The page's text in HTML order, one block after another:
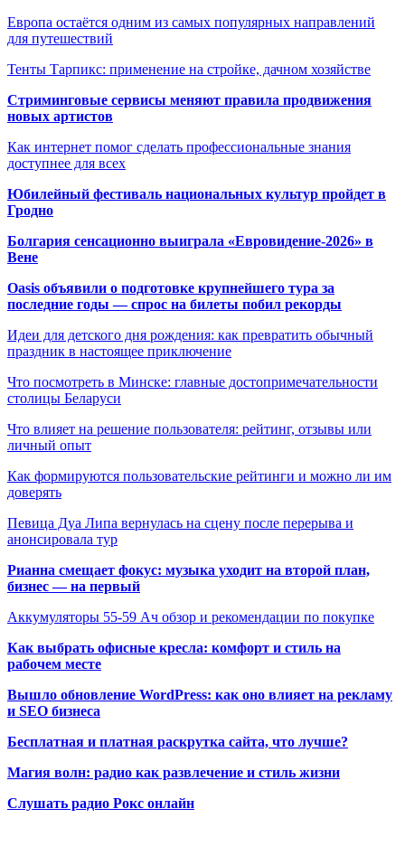
Европа остаётся одним из самых популярных направлений
для путешествий
Тенты Тарпикс: применение на стройке, дачном хозяйстве
Стриминговые сервисы меняют правила продвижения
новых артистов
Как интернет помог сделать профессиональные знания
доступнее для всех
Юбилейный фестиваль национальных культур пройдет в
Гродно
Болгария сенсационно выиграла «Евровидение-2026» в
Вене
Oasis объявили о подготовке крупнейшего тура за
последние годы — спрос на билеты побил рекорды
Идеи для детского дня рождения: как превратить обычный
праздник в настоящее приключение
Что посмотреть в Минске: главные достопримечательности
столицы Беларуси
Что влияет на решение пользователя: рейтинг, отзывы или
личный опыт
Как формируются пользовательские рейтинги и можно ли им
доверять
Певица Дуа Липа вернулась на сцену после перерыва и
анонсировала тур
Рианна смещает фокус: музыка уходит на второй план,
бизнес — на первый
Аккумуляторы 55-59 Ач обзор и рекомендации по покупке
Как выбрать офисные кресла: комфорт и стиль на
рабочем месте
Вышло обновление WordPress: как оно влияет на рекламу
и SEO бизнеса
Бесплатная и платная раскрутка сайта, что лучше?
Магия волн: радио как развлечение и стиль жизни
Слушать радио Рокс онлайн